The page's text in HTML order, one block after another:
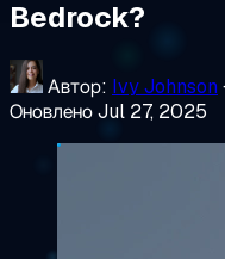
Bedrock?
Автор: Ivy Johnson ·
Оновлено Jul 27, 2025